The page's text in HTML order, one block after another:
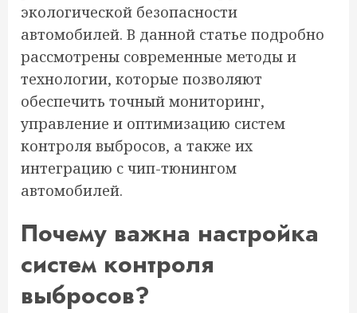
экологической безопасности
автомобилей. В данной статье подробно
рассмотрены современные методы и
технологии, которые позволяют
обеспечить точный мониторинг,
управление и оптимизацию систем
контроля выбросов, а также их
интеграцию с чип-тюнингом
автомобилей.
Почему важна настройка
систем контроля
выбросов?